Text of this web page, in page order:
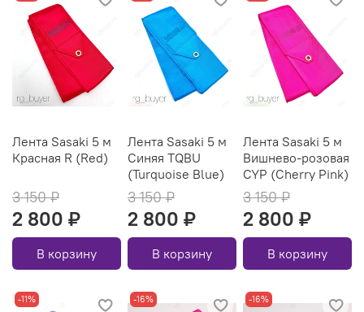
Лента Sasaki 5 м
Красная R (Red)
3 150 ₽
2 800 ₽
В корзину
Лента Sasaki 5 м
Синяя ТQBU
(Turquoise Blue)
3 150 ₽
2 800 ₽
В корзину
Лента Sasaki 5 м
Вишнево-розовая
CYP (Cherry Pink)
3 150 ₽
2 800 ₽
В корзину
-11% -16% -16%